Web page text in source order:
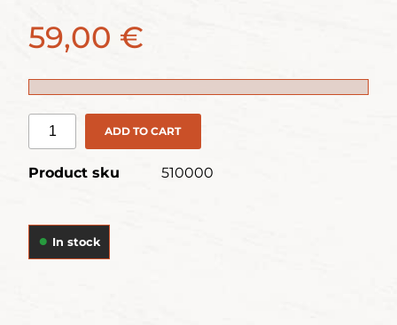
59,00 €
ADD TO CART
Product sku 510000
In stock